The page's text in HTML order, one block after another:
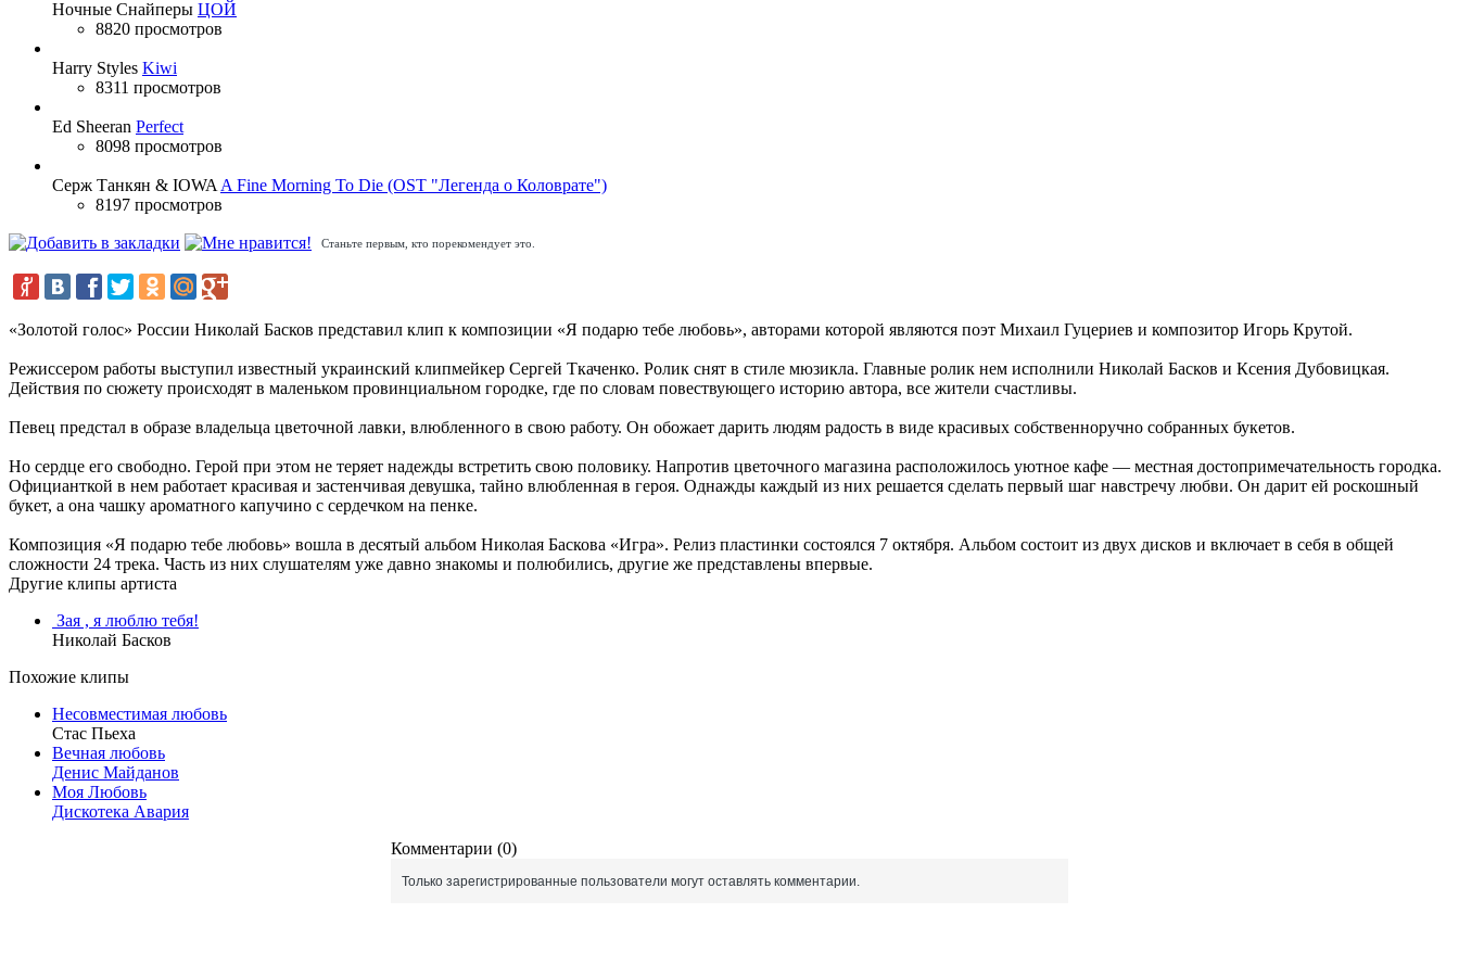
Ночные Снайперы ЦОЙ
8820 просмотров
Harry Styles Kiwi
8311 просмотров
Ed Sheeran Perfect
8098 просмотров
Серж Танкян & IOWA A Fine Morning To Die (OST "Легенда о Коловрате")
8197 просмотров
Станьте первым, кто порекомендует это.
«Золотой голос» России Николай Басков представил клип к композиции «Я подарю тебе любовь», авторами которой являются поэт Михаил Гуцериев и композитор Игорь Крутой.
Режиссером работы выступил известный украинский клипмейкер Сергей Ткаченко. Ролик снят в стиле мюзикла. Главные ролик нем исполнили Николай Басков и Ксения Дубовицкая.
Действия по сюжету происходят в маленьком провинциальном городке, где по словам повествующего историю автора, все жители счастливы.
Певец предстал в образе владельца цветочной лавки, влюбленного в свою работу. Он обожает дарить людям радость в виде красивых собственноручно собранных букетов.
Но сердце его свободно. Герой при этом не теряет надежды встретить свою половику. Напротив цветочного магазина расположилось уютное кафе — местная достопримечательность городка.
Официанткой в нем работает красивая и застенчивая девушка, тайно влюбленная в героя. Однажды каждый из них решается сделать первый шаг навстречу любви. Он дарит ей роскошный
букет, а она чашку ароматного капучино с сердечком на пенке.
Композиция «Я подарю тебе любовь» вошла в десятый альбом Николая Баскова «Игра». Релиз пластинки состоялся 7 октября. Альбом состоит из двух дисков и включает в себя в общей
сложности 24 трека. Часть из них слушателям уже давно знакомы и полюбились, другие же представлены впервые.
Другие клипы артиста
Зая , я люблю тебя!
Николай Басков
Похожие клипы
Несовместимая любовь
Стас Пьеха
Вечная любовь
Денис Майданов
Моя Любовь
Дискотека Авария
Комментарии (0)
Только зарегистрированные пользователи могут оставлять комментарии.